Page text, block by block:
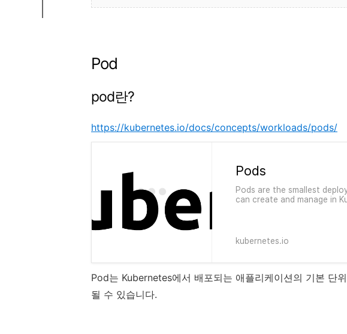
통해 공유받은 네임스페이스 정보 확인
Pod
pod란?
https://kubernetes.io/docs/concepts/workloads/pods/
Pods
Pods are the smallest
can create and manage in
kubernetes.io
Pod는 Kubernetes에서 배포되는 애플리케이션의 기본 단
될 수 있습니다.